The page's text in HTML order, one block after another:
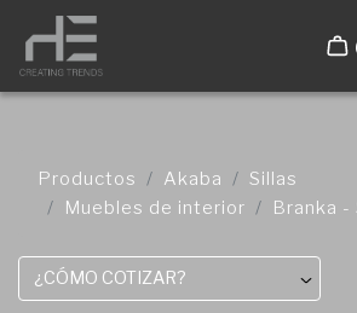
Productos Akaba
Sillas
Muebles de interior
Branka -
¿CÓMO COTIZAR?